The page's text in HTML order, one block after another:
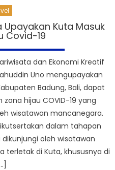
Kuta Masuk
Covid-19
dan Ekonomi Kreatif
Uno mengupayakan
Badung, Bali, dapat
hijau COVID-19 yang
wisatawan mancanegara.
dalam tahapan
oleh wisatawan
terletak di Kuta, khususnya di